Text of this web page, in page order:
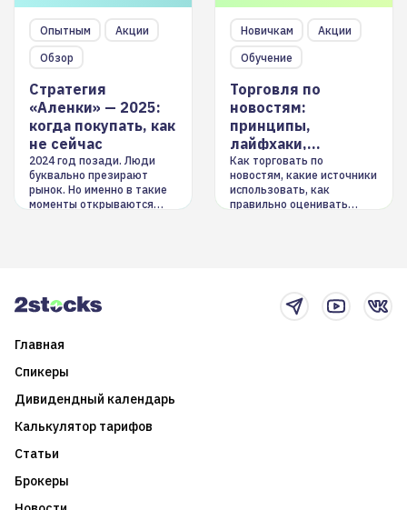
Опытным
Акции
Обзор
Стратегия
«Аленки» — 2025:
когда покупать, как
не сейчас
2024 год позади. Люди
буквально презирают
рынок. Но именно в такие
моменты открываются
Новичкам
Акции
Обучение
Торговля по
новостям:
принципы,
лайфхаки,
инструменты
Как торговать по
новостям, какие источники
использовать, как
правильно оценивать
Главная
Спикеры
Дивидендный календарь
Калькулятор тарифов
Статьи
Брокеры